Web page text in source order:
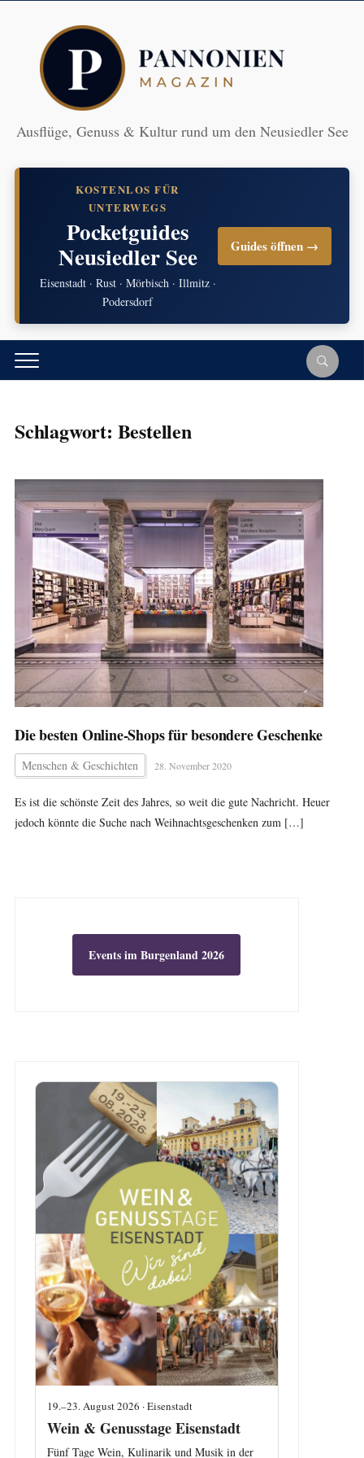
Ausflüge, Genuss & Kultur rund um den Neusiedler See
KOSTENLOS FÜR
UNTERWEGS
Pocketguides
Neusiedler See
Eisenstadt · Rust · Mörbisch · Illmitz ·
Podersdorf
Guides öffnen →
Schlagwort: Bestellen
Die besten Online-Shops für besondere Geschenke
Menschen & Geschichten 28. November 2020
Es ist die schönste Zeit des Jahres, so weit die gute Nachricht. Heuer
jedoch könnte die Suche nach Weihnachtsgeschenken zum […]
Events im Burgenland 2026
19.–23. August 2026 · Eisenstadt
Wein & Genusstage Eisenstadt
Fünf Tage Wein, Kulinarik und Musik in der